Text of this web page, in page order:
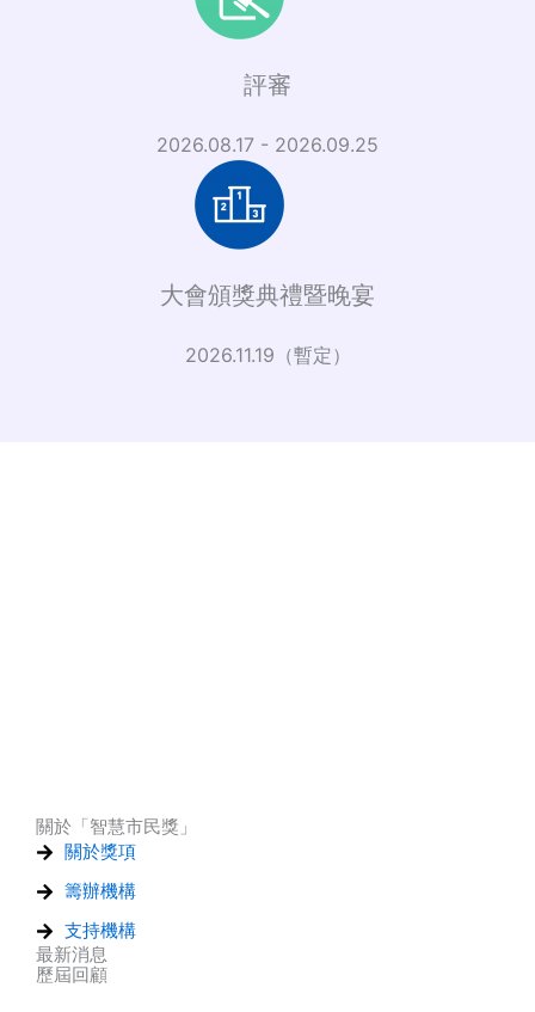
評審
2026.08.17 - 2026.09.25
大會頒獎典禮暨晚宴
2026.11.19（暫定）
關於「智慧市民獎」
關於獎項
籌辦機構
支持機構
最新消息
歷屆回顧